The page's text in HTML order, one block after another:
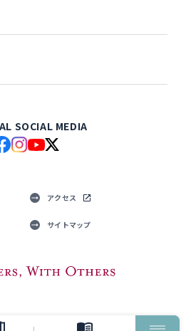
SOCIAL MEDIA
アクセス
サイトマップ